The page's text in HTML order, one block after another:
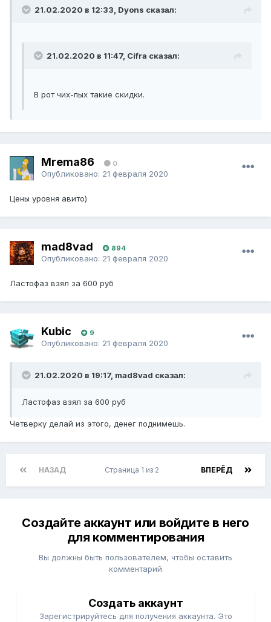
21.02.2020 в 12:33, Dyons сказал:
21.02.2020 в 11:47, Cifra сказал:
В рот чих-пых такие скидки.
Mrema86 0
Опубликовано: 21 февраля 2020
Цены уровня авито)
mad8vad 894
Опубликовано: 21 февраля 2020
Ластофаз взял за 600 руб
Kubic 9
Опубликовано: 21 февраля 2020
21.02.2020 в 19:17, mad8vad сказал:
Ластофаз взял за 600 руб
Четверку делай из этого, денег поднимешь.
НАЗАД ВПЕРЁД
Страница 1 из 2
Создайте аккаунт или войдите в него
для комментирования
Вы должны быть пользователем, чтобы оставить
комментарий
Создать аккаунт
Зарегистрируйтесь для получения аккаунта. Это